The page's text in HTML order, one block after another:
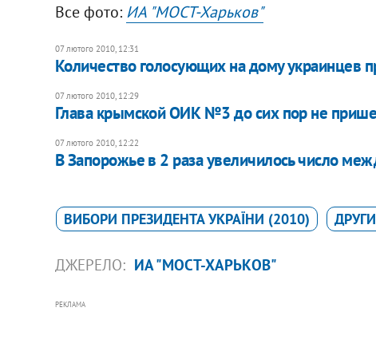
Все фото: ИА "МОСТ-Харьков"
07 лютого 2010, 12:31
Количество голосующих на дому украинцев
07 лютого 2010, 12:29
Глава крымской ОИК №3 до сих пор не
07 лютого 2010, 12:22
В Запорожье в 2 раза увеличилось число
ВИБОРИ ПРЕЗИДЕНТА УКРАЇНИ (2010)
ДЖЕРЕЛО: ИА "МОСТ-ХАРЬКОВ"
РЕКЛАМА